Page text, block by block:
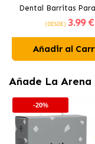
Dental Barritas
Medianos 10-25
(DESDE) 3.99 €
Añadir al
Añade La Arena
-20%